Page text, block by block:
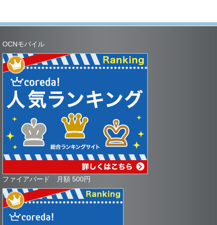
OCNモバイル
ファイアバード 月額 500円